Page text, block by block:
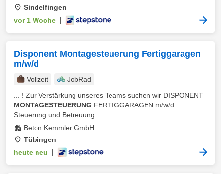
Sindelfingen
vor 1 Woche
Disponent Montagesteuerung Fertiggaragen
m/w/d
Vollzeit
JobRad
... ! Zur Verstärkung unseres Teams suchen wir DISPONENT
MONTAGESTEUERUNG FERTIGGARAGEN m/w/d
Steuerung und Betreuung ...
Beton Kemmler GmbH
Tübingen
heute neu